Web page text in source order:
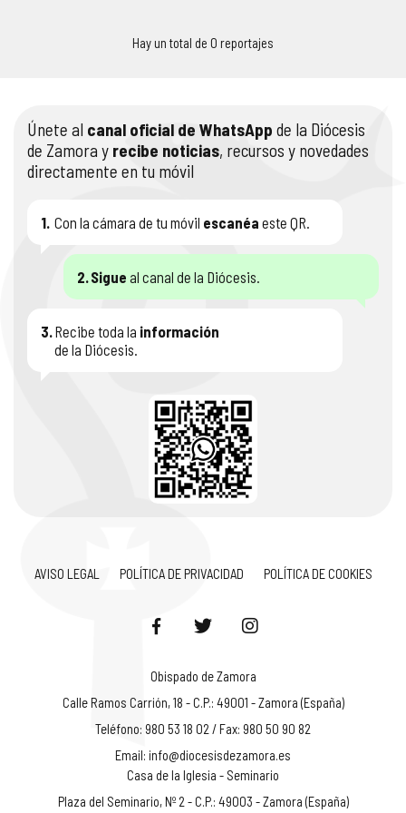
Hay un total de 0 reportajes
Únete al canal oficial de WhatsApp de la Diócesis
de Zamora y recibe noticias, recursos y novedades
directamente en tu móvil
1. Con la cámara de tu móvil escanéa este QR.
2.Sigue al canal de la Diócesis.
3.Recibe toda la información
de la Diócesis.
AVISO LEGAL POLÍTICA DE PRIVACIDAD POLÍTICA DE COOKIES
Obispado de Zamora
Calle Ramos Carrión, 18 - C.P.: 49001 - Zamora (España)
Teléfono: 980 53 18 02 / Fax: 980 50 90 82
Email: info@diocesisdezamora.es
Casa de la Iglesia - Seminario
Plaza del Seminario, Nº 2 - C.P.: 49003 - Zamora (España)
PORTAL DE TRANSPARENCIA
RENDICIÓN CUENTAS ENTIDADES RELIGIOSAS
PREGUNTAS FRECUENTES
APOSTOLADO SEGLAR
VIDA CONSAGRADA
AUDIOS